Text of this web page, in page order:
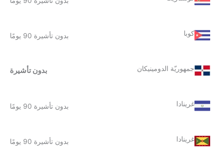
كوبا بدون تأشيرة 90 يومًا
جمهوريّة الدومينيكان بدون تأشيرة
غرينادا بدون تأشيرة 90 يومًا
غرينادا بدون تأشيرة 90 يومًا